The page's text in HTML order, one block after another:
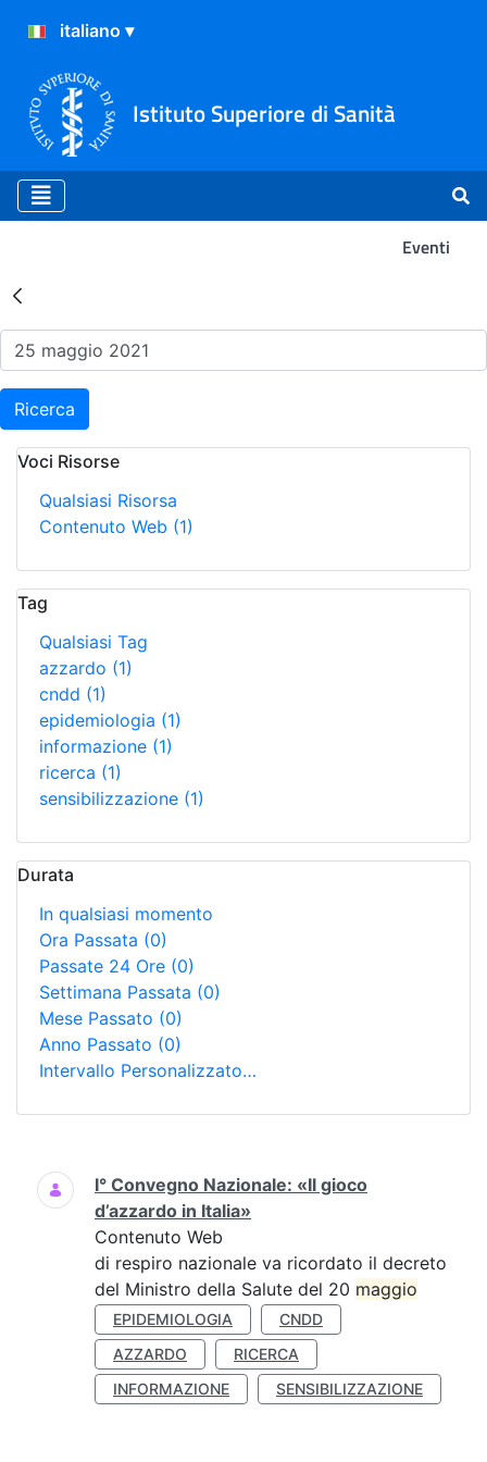
Istituto Superiore di Sanità
Eventi
Risultati della Ricerca -
Ricerca
Voci Risorse
Qualsiasi Risorsa
Contenuto Web (1)
Tag
Qualsiasi Tag
azzardo (1)
cndd (1)
epidemiologia (1)
informazione (1)
ricerca (1)
sensibilizzazione (1)
Durata
In qualsiasi momento
Ora Passata (0)
Passate 24 Ore (0)
Settimana Passata (0)
Mese Passato (0)
Anno Passato (0)
Intervallo Personalizzato…
Ricerca
I° Convegno Nazionale: «Il gioco
d’azzardo in Italia»
Contenuto Web
di respiro nazionale va ricordato il decreto
del Ministro della Salute del 20 maggio
EPIDEMIOLOGIA
CNDD
AZZARDO
RICERCA
INFORMAZIONE
SENSIBILIZZAZIONE